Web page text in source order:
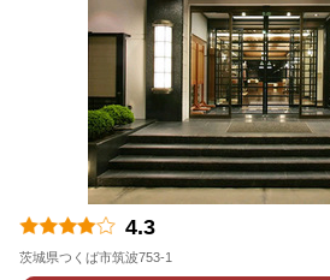
4.3
茨城県つくば市筑波753-1